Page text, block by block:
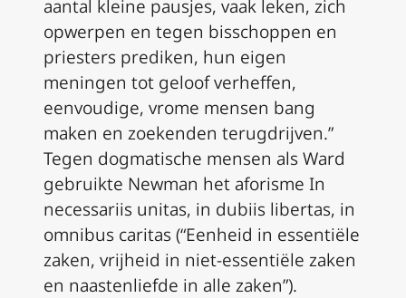
aantal kleine pausjes, vaak leken, zich
opwerpen en tegen bisschoppen en
priesters prediken, hun eigen
meningen tot geloof verheffen,
eenvoudige, vrome mensen bang
maken en zoekenden terugdrijven.”
Tegen dogmatische mensen als Ward
gebruikte Newman het aforisme In
necessariis unitas, in dubiis libertas, in
omnibus caritas (“Eenheid in essentiële
zaken, vrijheid in niet-essentiële zaken
en naastenliefde in alle zaken”).